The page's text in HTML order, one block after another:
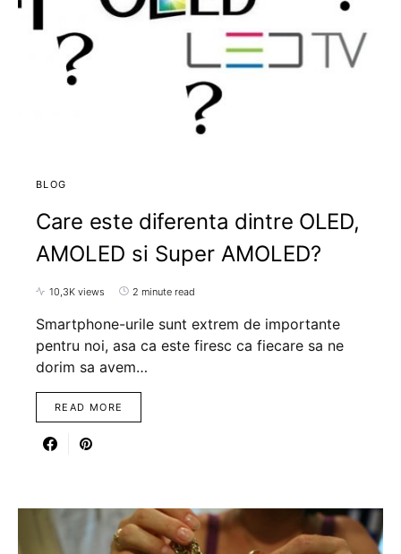
BLOG
Care este diferenta dintre OLED,
AMOLED si Super AMOLED?
10,3K views 2 minute read
Smartphone-urile sunt extrem de importante
pentru noi, asa ca este firesc ca fiecare sa ne
dorim sa avem…
READ MORE